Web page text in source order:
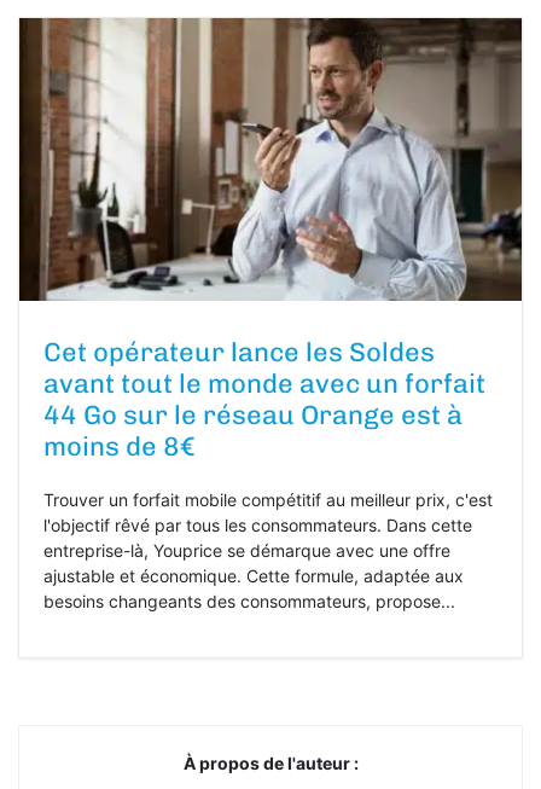
Cet opérateur lance les Soldes
avant tout le monde avec un forfait
44 Go sur le réseau Orange est à
moins de 8€
Trouver un forfait mobile compétitif au meilleur prix, c'est
l'objectif rêvé par tous les consommateurs. Dans cette
entreprise-là, Youprice se démarque avec une offre
ajustable et économique. Cette formule, adaptée aux
besoins changeants des consommateurs, propose...
À propos de l'auteur :